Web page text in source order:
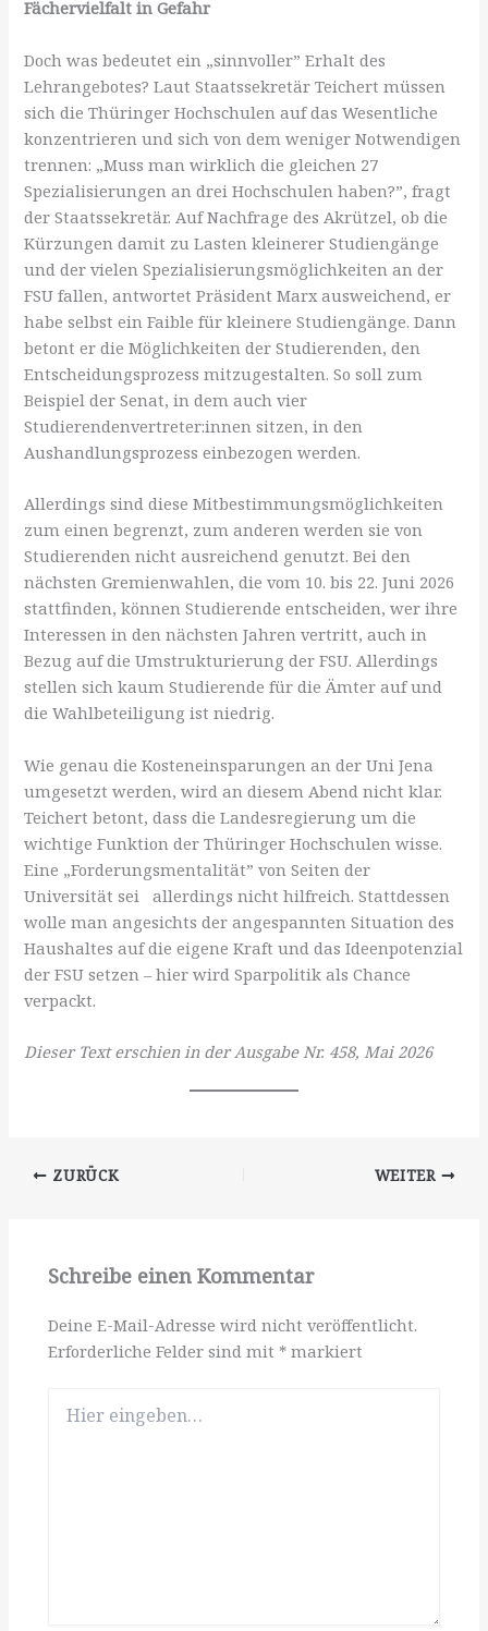
Fächervielfalt in Gefahr
Doch was bedeutet ein „sinnvoller” Erhalt des
Lehrangebotes? Laut Staatssekretär Teichert müssen
sich die Thüringer Hochschulen auf das Wesentliche
konzentrieren und sich von dem weniger Notwendigen
trennen: „Muss man wirklich die gleichen 27
Spezialisierungen an drei Hochschulen haben?”, fragt
der Staatssekretär. Auf Nachfrage des Akrützel, ob die
Kürzungen damit zu Lasten kleinerer Studiengänge
und der vielen Spezialisierungsmöglichkeiten an der
FSU fallen, antwortet Präsident Marx ausweichend, er
habe selbst ein Faible für kleinere Studiengänge. Dann
betont er die Möglichkeiten der Studierenden, den
Entscheidungsprozess mitzugestalten. So soll zum
Beispiel der Senat, in dem auch vier
Studierendenvertreter:innen sitzen, in den
Aushandlungsprozess einbezogen werden.
Allerdings sind diese Mitbestimmungsmöglichkeiten
zum einen begrenzt, zum anderen werden sie von
Studierenden nicht ausreichend genutzt. Bei den
nächsten Gremienwahlen, die vom 10. bis 22. Juni 2026
stattfinden, können Studierende entscheiden, wer ihre
Interessen in den nächsten Jahren vertritt, auch in
Bezug auf die Umstrukturierung der FSU. Allerdings
stellen sich kaum Studierende für die Ämter auf und
die Wahlbeteiligung ist niedrig.
Wie genau die Kosteneinsparungen an der Uni Jena
umgesetzt werden, wird an diesem Abend nicht klar.
Teichert betont, dass die Landesregierung um die
wichtige Funktion der Thüringer Hochschulen wisse.
Eine „Forderungsmentalität” von Seiten der
Universität sei allerdings nicht hilfreich. Stattdessen
wolle man angesichts der angespannten Situation des
Haushaltes auf die eigene Kraft und das Ideenpotenzial
der FSU setzen – hier wird Sparpolitik als Chance
verpackt.
Dieser Text erschien in der Ausgabe Nr. 458, Mai 2026
ZURÜCK WEITER
Schreibe einen Kommentar
Deine E-Mail-Adresse wird nicht veröffentlicht.
Erforderliche Felder sind mit * markiert
eingeben…